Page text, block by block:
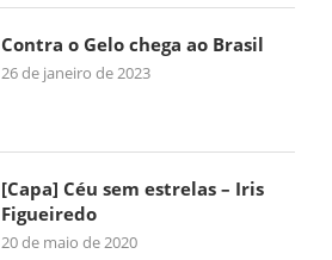
Contra o Gelo chega ao Brasil
26 de janeiro de 2023
[Capa] Céu sem estrelas – Iris
Figueiredo
20 de maio de 2020